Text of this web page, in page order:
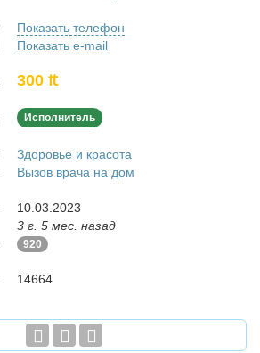
Показать телефон
Показать e-mail
300 ₶
Исполнитель
Здоровье и красота
Вызов врача на дом
10.03.2023
3 г. 5 мес. назад
920
14664